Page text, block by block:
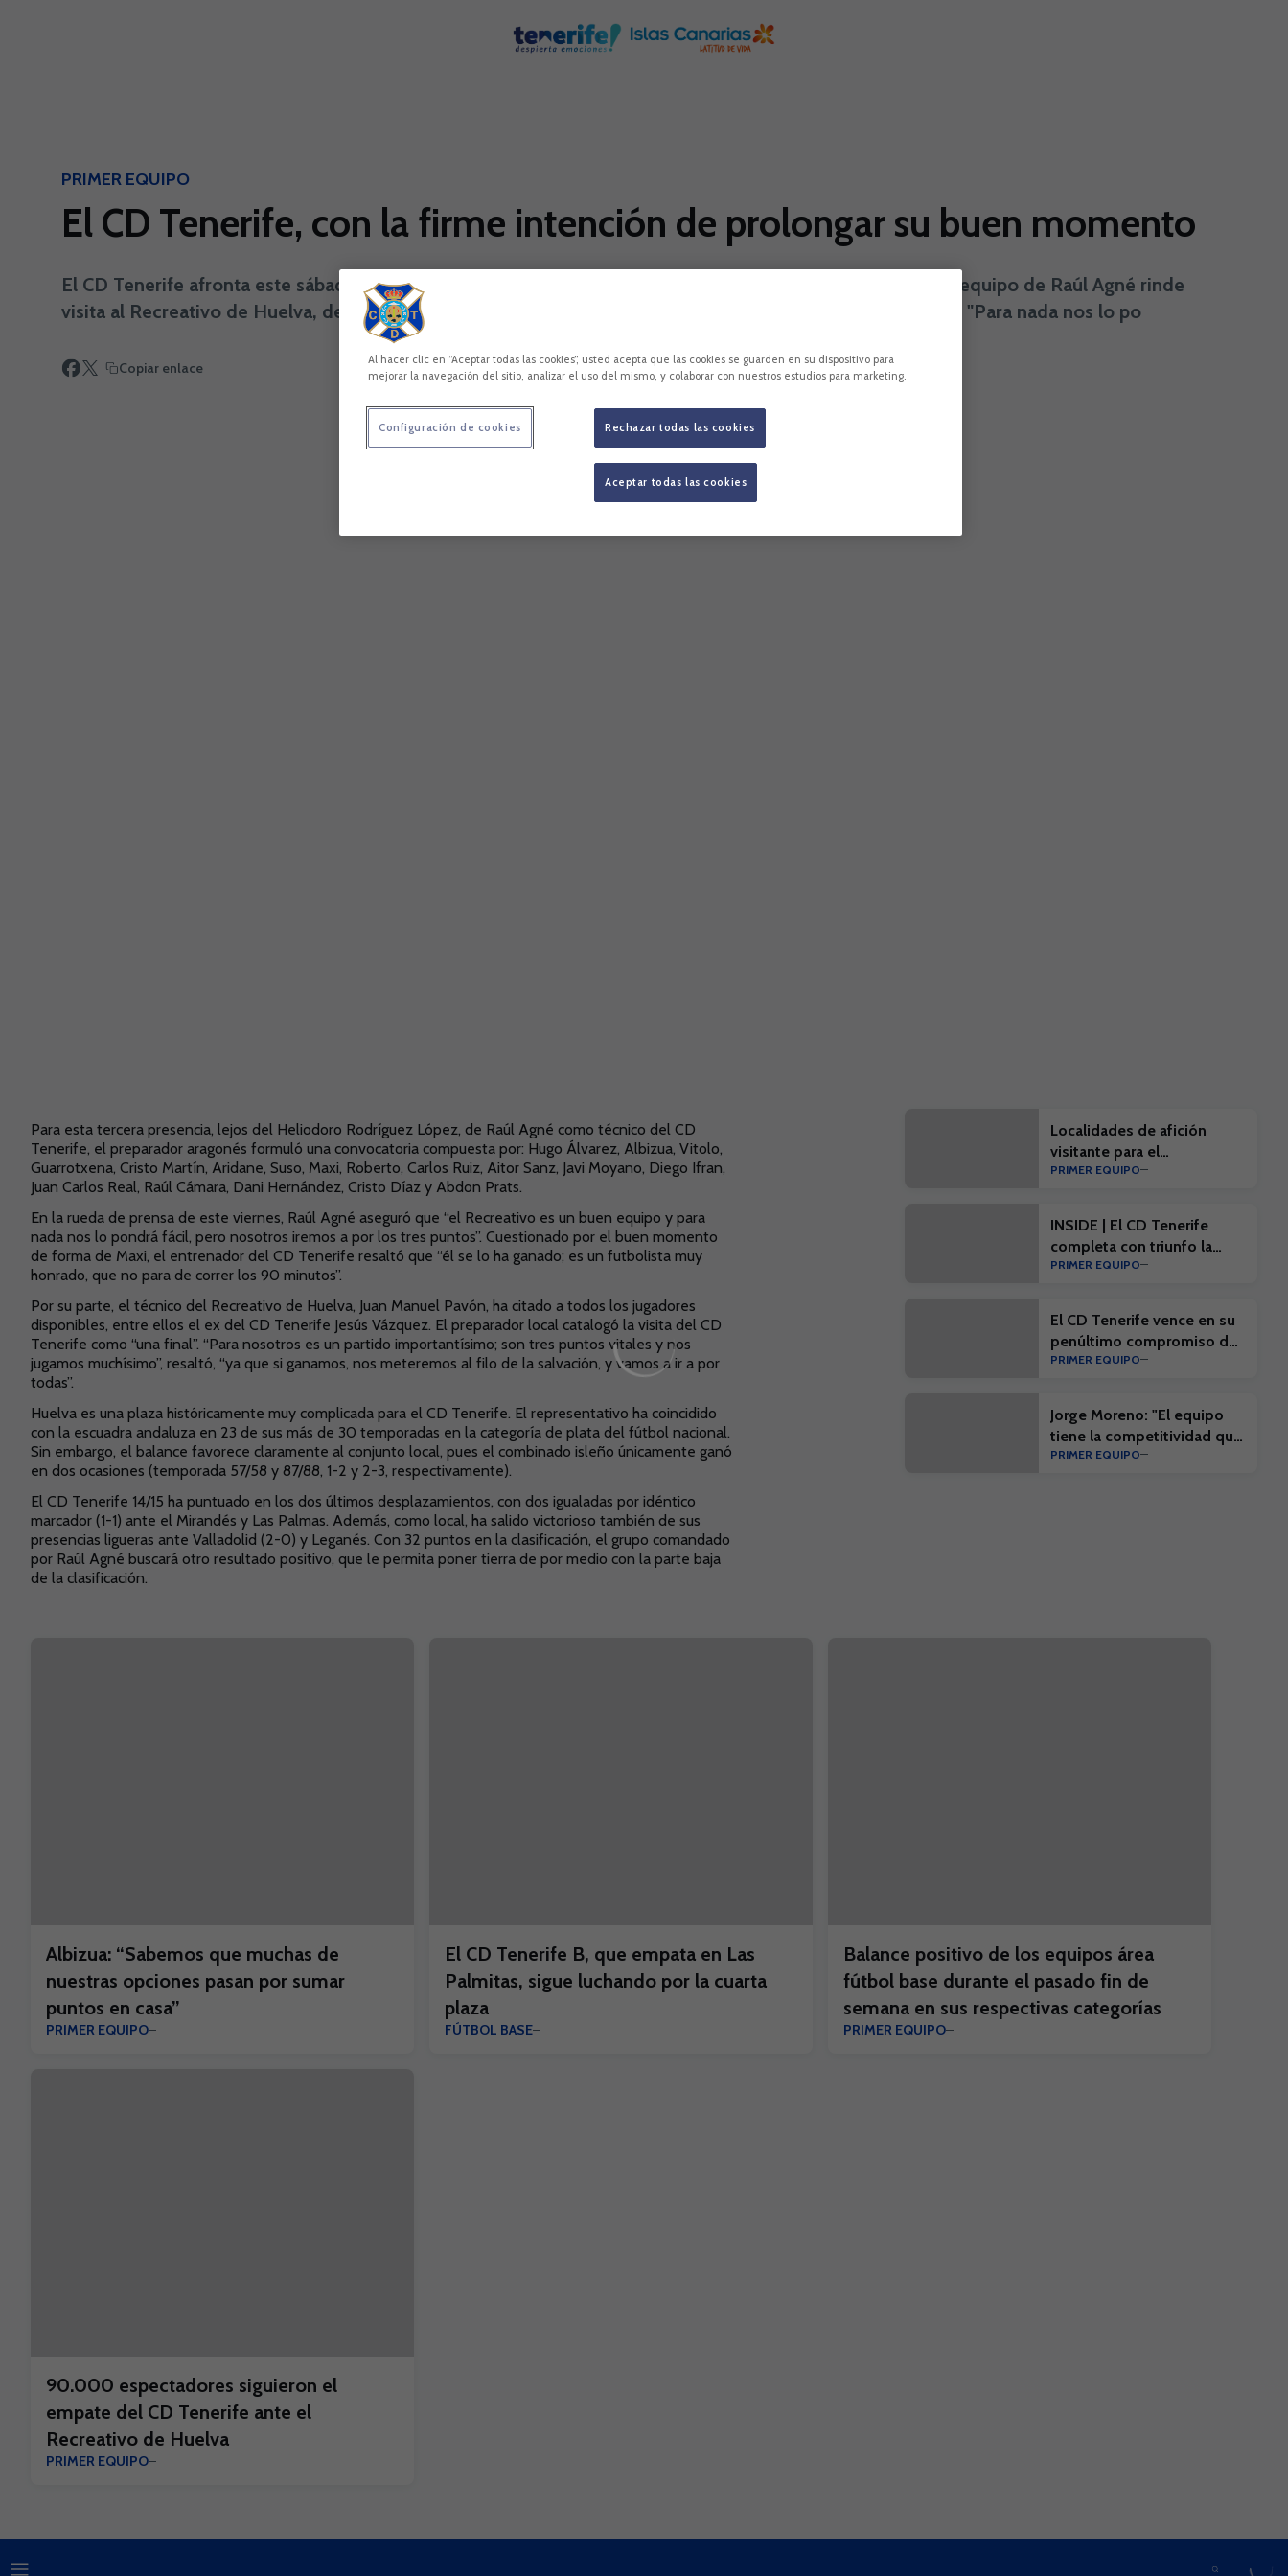
PRIMER EQUIPO
El CD Tenerife, con la firme intención de prolongar su buen momento
El CD Tenerife afronta este sábado (19.00 hora canaria, Nuevo Colombino) un partido muy importante. El equipo de Raúl Agné rinde
visita al Recreativo de Huelva, después de haber completado hasta cuatro jornadas sin conocer la derrota. "Para nada nos lo po
Copiar enlace
Para esta tercera presencia, lejos del Heliodoro Rodríguez López, de Raúl Agné como técnico del CD
Tenerife, el preparador aragonés formuló una convocatoria compuesta por: Hugo Álvarez, Albizua, Vitolo,
Guarrotxena, Cristo Martín, Aridane, Suso, Maxi, Roberto, Carlos Ruiz, Aitor Sanz, Javi Moyano, Diego Ifran,
Juan Carlos Real, Raúl Cámara, Dani Hernández, Cristo Díaz y Abdon Prats.
En la rueda de prensa de este viernes, Raúl Agné aseguró que “el Recreativo es un buen equipo y para
nada nos lo pondrá fácil, pero nosotros iremos a por los tres puntos”. Cuestionado por el buen momento
de forma de Maxi, el entrenador del CD Tenerife resaltó que “él se lo ha ganado; es un futbolista muy
honrado, que no para de correr los 90 minutos”.
Por su parte, el técnico del Recreativo de Huelva, Juan Manuel Pavón, ha citado a todos los jugadores
disponibles, entre ellos el ex del CD Tenerife Jesús Vázquez. El preparador local catalogó la visita del CD
Tenerife como “una final”. “Para nosotros es un partido importantísimo; son tres puntos vitales y nos
jugamos muchísimo”, resaltó, “ya que si ganamos, nos meteremos al filo de la salvación, y vamos a ir a por
todas”.
Huelva es una plaza históricamente muy complicada para el CD Tenerife. El representativo ha coincidido
con la escuadra andaluza en 23 de sus más de 30 temporadas en la categoría de plata del fútbol nacional.
Sin embargo, el balance favorece claramente al conjunto local, pues el combinado isleño únicamente ganó
en dos ocasiones (temporada 57/58 y 87/88, 1-2 y 2-3, respectivamente).
El CD Tenerife 14/15 ha puntuado en los dos últimos desplazamientos, con dos igualadas por idéntico
marcador (1-1) ante el Mirandés y Las Palmas. Además, como local, ha salido victorioso también de sus
presencias ligueras ante Valladolid (2-0) y Leganés. Con 32 puntos en la clasificación, el grupo comandado
por Raúl Agné buscará otro resultado positivo, que le permita poner tierra de por medio con la parte baja
de la clasificación.
Localidades de afición
visitante para el
#EibarTenerife
PRIMER EQUIPO
INSIDE | El CD Tenerife
completa con triunfo la
penúltima prueba de
PRIMER EQUIPO
El CD Tenerife vence en su
penúltimo compromiso de
la pretemporada
PRIMER EQUIPO
Jorge Moreno: "El equipo
tiene la competitividad que
nos exigirá la competición"
PRIMER EQUIPO
Albizua: “Sabemos que muchas de
nuestras opciones pasan por sumar
puntos en casa”
PRIMER EQUIPO
El CD Tenerife B, que empata en Las
Palmitas, sigue luchando por la cuarta
plaza
FÚTBOL BASE
Balance positivo de los equipos área
fútbol base durante el pasado fin de
semana en sus respectivas categorías
PRIMER EQUIPO
90.000 espectadores siguieron el
empate del CD Tenerife ante el
Recreativo de Huelva
PRIMER EQUIPO
Al hacer clic en “Aceptar todas las cookies”, usted acepta que las cookies se guarden en su dispositivo para
mejorar la navegación del sitio, analizar el uso del mismo, y colaborar con nuestros estudios para marketing.
Rechazar todas las cookies
Aceptar todas las cookies
Configuración de cookies